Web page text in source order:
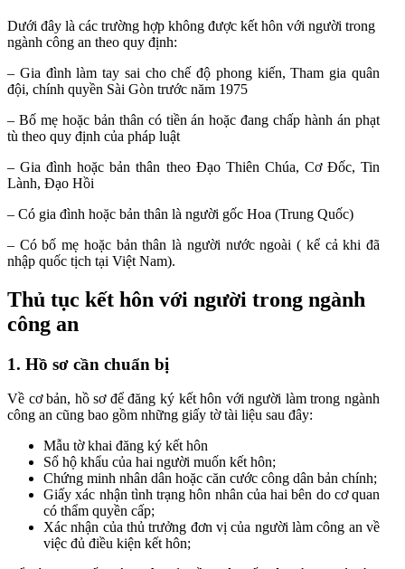
Dưới đây là các trường hợp không được kết hôn với người trong
ngành công an theo quy định:
– Gia đình làm tay sai cho chế độ phong kiến, Tham gia quân
đội, chính quyền Sài Gòn trước năm 1975
– Bố mẹ hoặc bản thân có tiền án hoặc đang chấp hành án phạt
tù theo quy định của pháp luật
– Gia đình hoặc bản thân theo Đạo Thiên Chúa, Cơ Đốc, Tin
Lành, Đạo Hồi
– Có gia đình hoặc bản thân là người gốc Hoa (Trung Quốc)
– Có bố mẹ hoặc bản thân là người nước ngoài ( kể cả khi đã
nhập quốc tịch tại Việt Nam).
Thủ tục kết hôn với người trong ngành
công an
1. Hồ sơ cần chuẩn bị
Về cơ bản, hồ sơ để đăng ký kết hôn với người làm trong ngành
công an cũng bao gồm những giấy tờ tài liệu sau đây:
Mẫu tờ khai đăng ký kết hôn
Sổ hộ khẩu của hai người muốn kết hôn;
Chứng minh nhân dân hoặc căn cước công dân bản chính;
Giấy xác nhận tình trạng hôn nhân của hai bên do cơ quan
có thẩm quyền cấp;
Xác nhận của thủ trưởng đơn vị của người làm công an về
việc đủ điều kiện kết hôn;